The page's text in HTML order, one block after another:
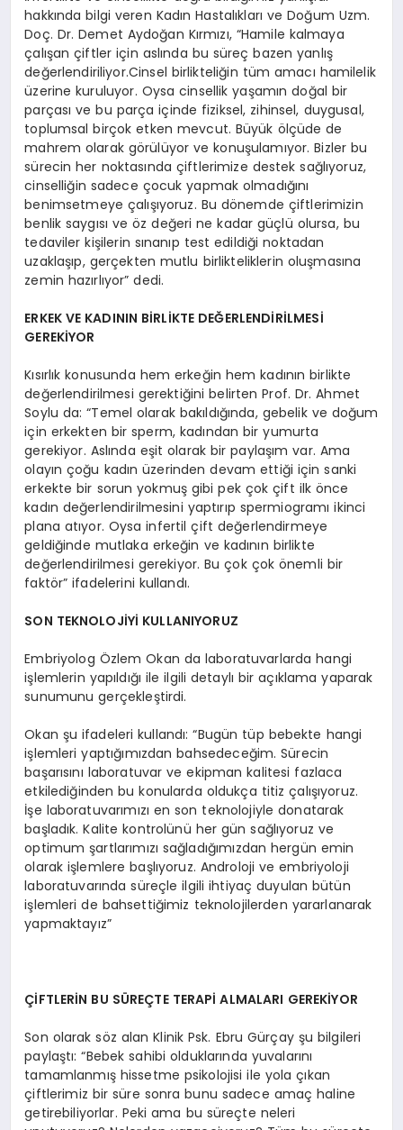
hakkında bilgi veren Kadın Hastalıkları ve Doğum Uzm.
Doç. Dr. Demet Aydoğan Kırmızı, “Hamile kalmaya
çalışan çiftler için aslında bu süreç bazen yanlış
değerlendiriliyor.Cinsel birlikteliğin tüm amacı hamilelik
üzerine kuruluyor. Oysa cinsellik yaşamın doğal bir
parçası ve bu parça içinde fiziksel, zihinsel, duygusal,
toplumsal birçok etken mevcut. Büyük ölçüde de
mahrem olarak görülüyor ve konuşulamıyor. Bizler bu
sürecin her noktasında çiftlerimize destek sağlıyoruz,
cinselliğin sadece çocuk yapmak olmadığını
benimsetmeye çalışıyoruz. Bu dönemde çiftlerimizin
benlik saygısı ve öz değeri ne kadar güçlü olursa, bu
tedaviler kişilerin sınanıp test edildiği noktadan
uzaklaşıp, gerçekten mutlu birlikteliklerin oluşmasına
zemin hazırlıyor” dedi.
ERKEK VE KADININ BİRLİKTE DEĞERLENDİRİLMESİ
GEREKİYOR
Kısırlık konusunda hem erkeğin hem kadının birlikte
değerlendirilmesi gerektiğini belirten Prof. Dr. Ahmet
Soylu da: “Temel olarak bakıldığında, gebelik ve doğum
için erkekten bir sperm, kadından bir yumurta
gerekiyor. Aslında eşit olarak bir paylaşım var. Ama
olayın çoğu kadın üzerinden devam ettiği için sanki
erkekte bir sorun yokmuş gibi pek çok çift ilk önce
kadın değerlendirilmesini yaptırıp spermiogramı ikinci
plana atıyor. Oysa infertil çift değerlendirmeye
geldiğinde mutlaka erkeğin ve kadının birlikte
değerlendirilmesi gerekiyor. Bu çok çok önemli bir
faktör” ifadelerini kullandı.
SON TEKNOLOJİYİ KULLANIYORUZ
Embriyolog Özlem Okan da laboratuvarlarda hangi
işlemlerin yapıldığı ile ilgili detaylı bir açıklama yaparak
sunumunu gerçekleştirdi.
Okan şu ifadeleri kullandı: “Bugün tüp bebekte hangi
işlemleri yaptığımızdan bahsedeceğim. Sürecin
başarısını laboratuvar ve ekipman kalitesi fazlaca
etkilediğinden bu konularda oldukça titiz çalışıyoruz.
İşe laboratuvarımızı en son teknolojiyle donatarak
başladık. Kalite kontrolünü her gün sağlıyoruz ve
optimum şartlarımızı sağladığımızdan hergün emin
olarak işlemlere başlıyoruz. Androloji ve embriyoloji
laboratuvarında süreçle ilgili ihtiyaç duyulan bütün
işlemleri de bahsettiğimiz teknolojilerden yararlanarak
yapmaktayız”
ÇİFTLERİN BU SÜREÇTE TERAPİ ALMALARI GEREKİYOR
Son olarak söz alan Klinik Psk. Ebru Gürçay şu bilgileri
paylaştı: “Bebek sahibi olduklarında yuvalarını
tamamlanmış hissetme psikolojisi ile yola çıkan
çiftlerimiz bir süre sonra bunu sadece amaç haline
getirebiliyorlar. Peki ama bu süreçte neleri